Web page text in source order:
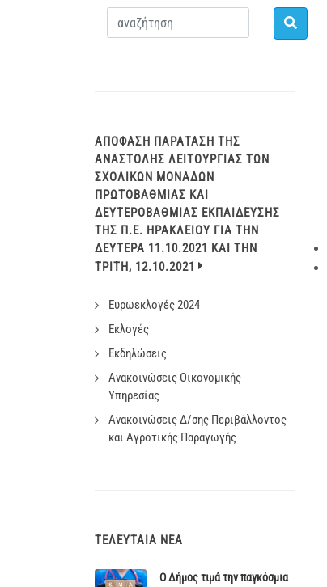
ΑΠΟΦΑΣΗ ΠΑΡΆΤΑΣΗ ΤΗΣ
ΑΝΑΣΤΟΛΉΣ ΛΕΙΤΟΥΡΓΊΑΣ ΤΩΝ
ΣΧΟΛΙΚΏΝ ΜΟΝΆΔΩΝ
ΠΡΩΤΟΒΆΘΜΙΑΣ ΚΑΙ
ΔΕΥΤΕΡΟΒΆΘΜΙΑΣ ΕΚΠΑΊΔΕΥΣΗΣ
ΤΗΣ Π.Ε. ΗΡΑΚΛΕΊΟΥ ΓΙΑ ΤΗΝ
ΔΕΥΤΈΡΑ 11.10.2021 ΚΑΙ ΤΗΝ
ΤΡΊΤΗ, 12.10.2021
Ευρωεκλογές 2024
Εκλογές
Εκδηλώσεις
Ανακοινώσεις Οικονομικής
Υπηρεσίας
Ανακοινώσεις Δ/σης Περιβάλλοντος
και Αγροτικής Παραγωγής
ΤΕΛΕΥΤΑΊΑ ΝΈΑ
Ο Δήμος τιμά την παγκόσμια